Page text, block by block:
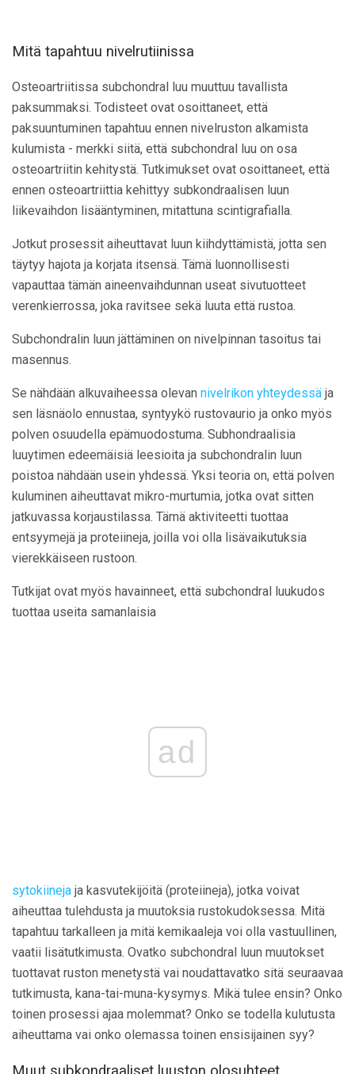
Mitä tapahtuu nivelrutiinissa
Osteoartriitissa subchondral luu muuttuu tavallista
paksummaksi. Todisteet ovat osoittaneet, että
paksuuntuminen tapahtuu ennen nivelruston alkamista
kulumista - merkki siitä, että subchondral luu on osa
osteoartriitin kehitystä. Tutkimukset ovat osoittaneet, että
ennen osteoartriittia kehittyy subkondraalisen luun
liikevaihdon lisääntyminen, mitattuna scintigrafialla.
Jotkut prosessit aiheuttavat luun kiihdyttämistä, jotta sen
täytyy hajota ja korjata itsensä. Tämä luonnollisesti
vapauttaa tämän aineenvaihdunnan useat sivutuotteet
verenkierrossa, joka ravitsee sekä luuta että rustoa.
Subchondralin luun jättäminen on nivelpinnan tasoitus tai
masennus.
Se nähdään alkuvaiheessa olevan nivelrikon yhteydessä ja
sen läsnäolo ennustaa, syntyykö rustovaurio ja onko myös
polven osuudella epämuodostuma. Subhondraalisia
luuytimen edeemäisiä leesioita ja subchondralin luun
poistoa nähdään usein yhdessä. Yksi teoria on, että polven
kuluminen aiheuttavat mikro-murtumia, jotka ovat sitten
jatkuvassa korjaustilassa. Tämä aktiviteetti tuottaa
entsyymejä ja proteiineja, joilla voi olla lisävaikutuksia
vierekkäiseen rustoon.
Tutkijat ovat myös havainneet, että subchondral luukudos
tuottaa useita samanlaisia
ad
sytokiineja ja kasvutekijöitä (proteiineja), jotka voivat
aiheuttaa tulehdusta ja muutoksia rustokudoksessa. Mitä
tapahtuu tarkalleen ja mitä kemikaaleja voi olla vastuullinen,
vaatii lisätutkimusta. Ovatko subchondral luun muutokset
tuottavat ruston menetystä vai noudattavatko sitä seuraavaa
tutkimusta, kana-tai-muna-kysymys. Mikä tulee ensin? Onko
toinen prosessi ajaa molemmat? Onko se todella kulutusta
aiheuttama vai onko olemassa toinen ensisijainen syy?